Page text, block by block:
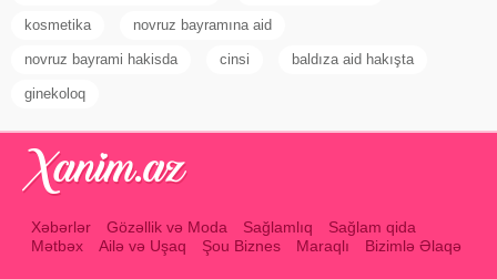
kosmetika novruz bayramına aid
novruz bayrami hakisda cinsi baldıza aid hakışta
ginekoloq
Xəbərlər Gözəllik və Moda Sağlamlıq
Sağlam qida
Mətbəx
Ailə və Uşaq Şou Biznes Maraqlı Bizimlə Əlaqə